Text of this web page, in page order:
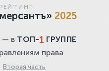
2025
— в ТОП-1 ГРУППЕ
права
Вторая часть